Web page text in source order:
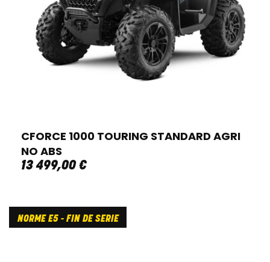
CFORCE 1000 TOURING STANDARD AGRI
NO ABS
13 499,00€
NORME E5 - FIN DE SERIE